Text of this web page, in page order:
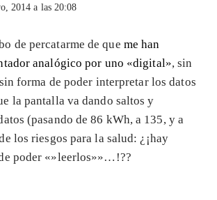
2014 a las 20:08
de percatarme de que me han
analógico por uno «digital», sin
forma de poder interpretar los datos
la pantalla va dando saltos y
(pasando de 86 kWh, a 135, y a
los riesgos para la salud: ¿¡hay
poder «»leerlos»»…!??